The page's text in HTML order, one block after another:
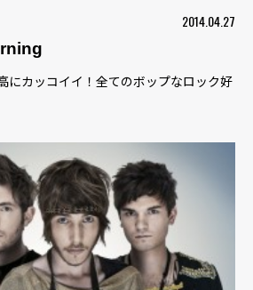
2014.04.27
にカッコイイ！全てのボップなロック好